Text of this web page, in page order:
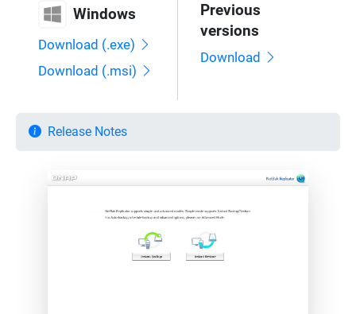
Windows
Download (.exe)
Download (.msi)
Previous
versions
Download
Release Notes